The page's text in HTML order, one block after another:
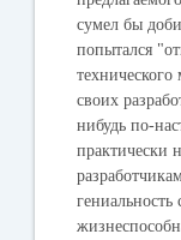
сумел бы
попытался
технического
своих
нибудь по-
практически